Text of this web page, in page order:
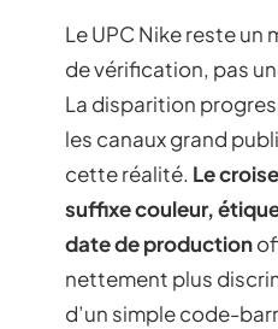
Le UPC Nike reste un
de vérification, pas
La disparition
les canaux grand
cette réalité. Le
suffixe couleur,
date de production
nettement plus
d’un simple code-